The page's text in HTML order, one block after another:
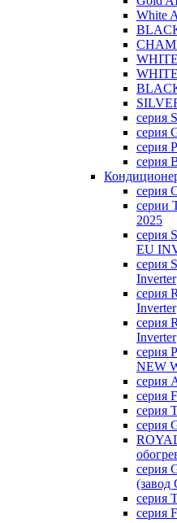
White
серия
серия
серия
серия
серия
серии
2025
серия
EU
серия
Inverter
серия
Inverter
серия
Inverter
серия
NEW
серия
серия
серия
серия
серия
(завод
серия
серия